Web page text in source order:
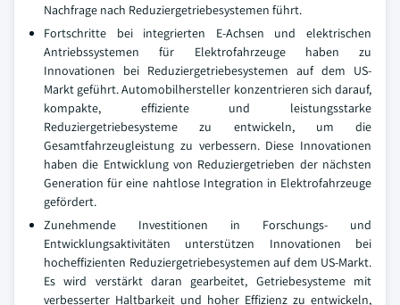
Nachfrage nach Reduziergetriebesystemen führt.
Fortschritte bei integrierten E-Achsen und elektrischen
Antriebssystemen für Elektrofahrzeuge haben zu
Innovationen bei Reduziergetriebesystemen auf dem US-
Markt geführt. Automobilhersteller konzentrieren sich darauf,
kompakte, effiziente und leistungsstarke
Reduziergetriebesysteme zu entwickeln, um die
Gesamtfahrzeugleistung zu verbessern. Diese Innovationen
haben die Entwicklung von Reduziergetrieben der nächsten
Generation für eine nahtlose Integration in Elektrofahrzeuge
gefördert.
Zunehmende Investitionen in Forschungs- und
Entwicklungsaktivitäten unterstützen Innovationen bei
hocheffizienten Reduziergetriebesystemen auf dem US-Markt.
Es wird verstärkt daran gearbeitet, Getriebesysteme mit
verbesserter Haltbarkeit und hoher Effizienz zu entwickeln,